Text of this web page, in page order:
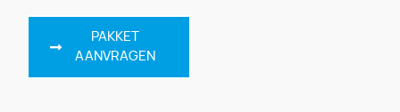
PAKKET
AANVRAGEN